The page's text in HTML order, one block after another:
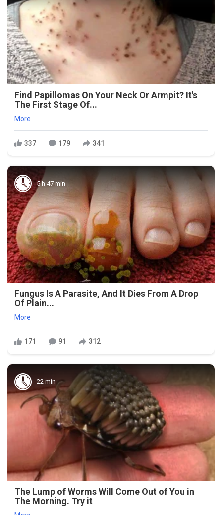
Find Papillomas On Your Neck Or Armpit? It's
The First Stage Of...
More
337 179 341
5 h 47 min
Fungus Is A Parasite, And It Dies From A Drop
Of Plain...
More
171 91 312
22 min
The Lump of Worms Will Come Out of You in
The Morning. Try it